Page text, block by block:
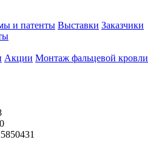
и патенты Выставки Заказчики
Акции Монтаж фальцевой кровли